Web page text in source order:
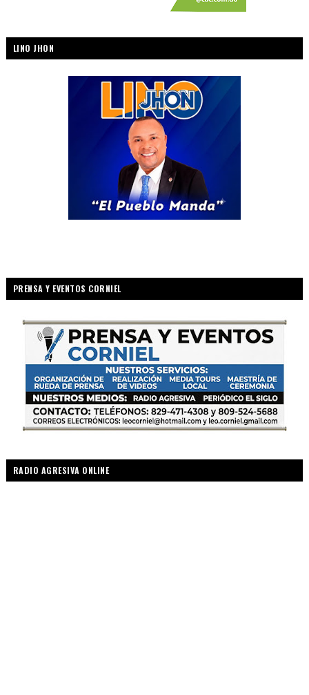
LINO JHON
PRENSA Y EVENTOS CORNIEL
RADIO AGRESIVA ONLINE